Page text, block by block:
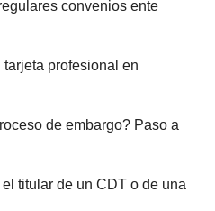
convenios ente
profesional en
de embargo? Paso a
titular de un CDT o de una